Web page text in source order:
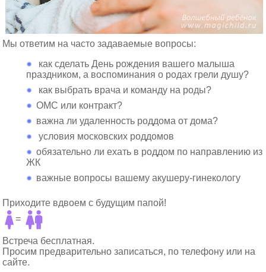
Мы ответим на часто задаваемые вопросы:
как сделать День рождения вашего малыша
праздником, а воспоминания о родах грели душу?
как выбрать врача и команду на роды?
ОМС или контракт?
важна ли удаленность роддома от дома?
условия московских роддомов
обязательно ли ехать в роддом по направлению из
ЖК
важные вопросы вашему акушеру-гинекологу
Приходите вдвоем с будущим папой!
=
Встреча бесплатная.
Просим предварительно записаться, по телефону или на
сайте.